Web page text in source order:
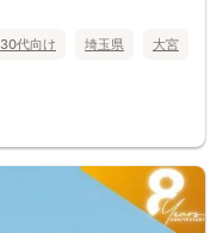
30代向け 埼玉県 大宮